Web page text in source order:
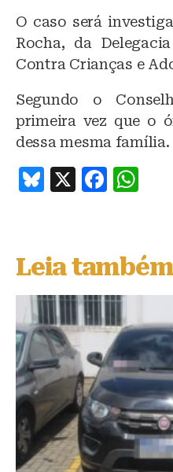
O caso será
Rocha, da
Contra Crianças e
Segundo o
primeira vez que o
dessa mesma família.
B
s
k
y
X
F
e
b
o
o
k
s
A
p
p
Leia também